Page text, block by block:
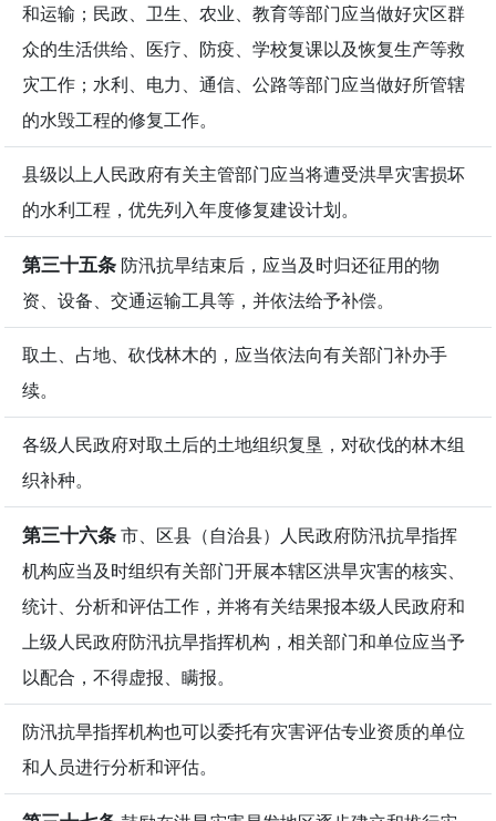
和运输；民政、卫生、农业、教育等部门应当做好灾区群
众的生活供给、医疗、防疫、学校复课以及恢复生产等救
灾工作；水利、电力、通信、公路等部门应当做好所管辖
的水毁工程的修复工作。
县级以上人民政府有关主管部门应当将遭受洪旱灾害损坏
的水利工程，优先列入年度修复建设计划。
第三十五条 防汛抗旱结束后，应当及时归还征用的物
资、设备、交通运输工具等，并依法给予补偿。
取土、占地、砍伐林木的，应当依法向有关部门补办手
续。
各级人民政府对取土后的土地组织复垦，对砍伐的林木组
织补种。
第三十六条市、区县（自治县）人民政府防汛抗旱指挥
机构应当及时组织有关部门开展本辖区洪旱灾害的核实、
统计、分析和评估工作，并将有关结果报本级人民政府和
上级人民政府防汛抗旱指挥机构，相关部门和单位应当予
以配合，不得虚报、瞒报。
防汛抗旱指挥机构也可以委托有灾害评估专业资质的单位
和人员进行分析和评估。